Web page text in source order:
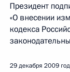
Президент
«О внесении
кодекса
29 декабря 2009